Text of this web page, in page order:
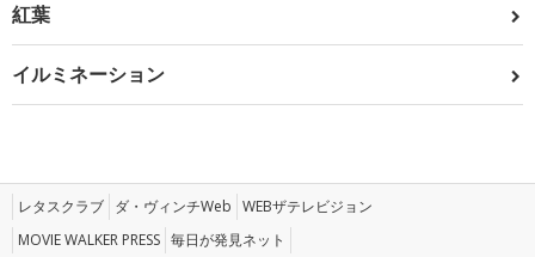
紅葉
イルミネーション
レタスクラブ ダ・ヴィンチWeb WEBザテレビジョン
MOVIE WALKER PRESS 毎日が発見ネット